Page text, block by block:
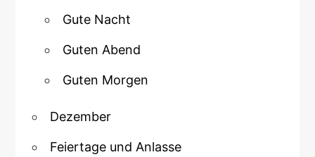
Gute Nacht
Guten Abend
Guten Morgen
Dezember
Feiertage und Anlasse